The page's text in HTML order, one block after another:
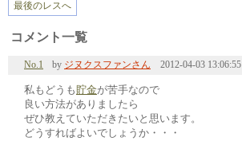
最後のレスへ
コメント一覧
No.1 by ジヌクスファンさん 2012-04-03 13:06:55
私もどうも貯金が苦手なので
良い方法がありましたら
ぜひ教えていただきたいと思います。
どうすればよいでしょうか・・・